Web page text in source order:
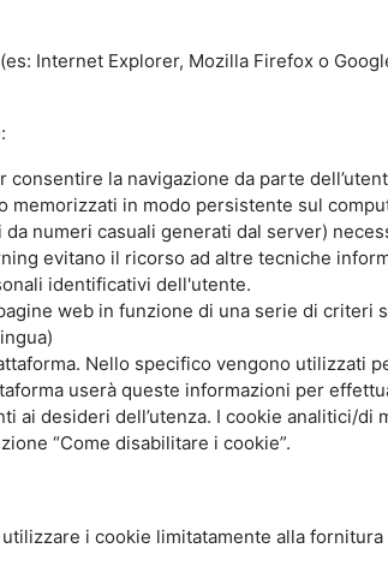
Internet Explorer, Mozilla Firefox o
la navigazione da parte
in modo persistente sul
numeri casuali generati dal server)
evitano il ricorso ad altre tecniche
identificativi dell'utente.
web in funzione di una serie di criteri
Nello specifico vengono utilizzati
userà queste informazioni per
desideri dell’utenza. I cookie analitici/
“Come disabilitare i cookie”.
i cookie limitatamente alla